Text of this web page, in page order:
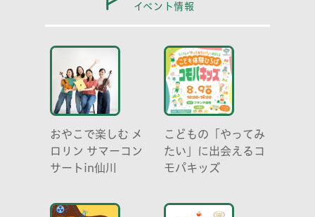
イベント情報
おやこで楽しむ メ
ロリン サマーコン
サートin仙川
こどもの「やってみ
たい」に出会えるコ
モパキッズ